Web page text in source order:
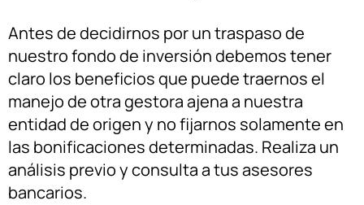
Antes de decidirnos por un traspaso de
nuestro fondo de inversión debemos tener
claro los beneficios que puede traernos el
manejo de otra gestora ajena a nuestra
entidad de origen y no fijarnos solamente en
las bonificaciones determinadas. Realiza un
análisis previo y consulta a tus asesores
bancarios.